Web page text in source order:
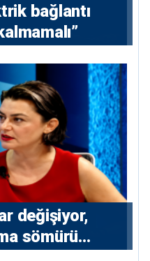
bağlantı
değişiyor,
sömürü